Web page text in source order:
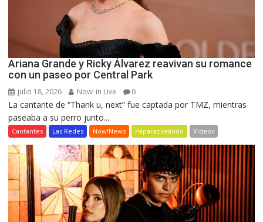
Ariana Grande y Ricky Álvarez reavivan su romance
con un paseo por Central Park
julio 18, 2026 Now! in Live 0
La cantante de “Thank u, next” fue captada por TMZ, mientras
paseaba a su perro junto...
Cantantes Las Redes Now!News Paparazzeando Videos